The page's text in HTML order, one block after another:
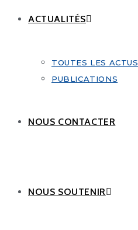
ACTUALITÉS
TOUTES LES ACTUS
PUBLICATIONS
NOUS CONTACTER
NOUS SOUTENIR